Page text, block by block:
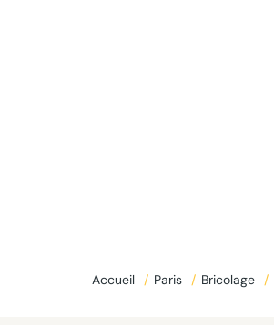
Accueil / Paris / Bricolage /